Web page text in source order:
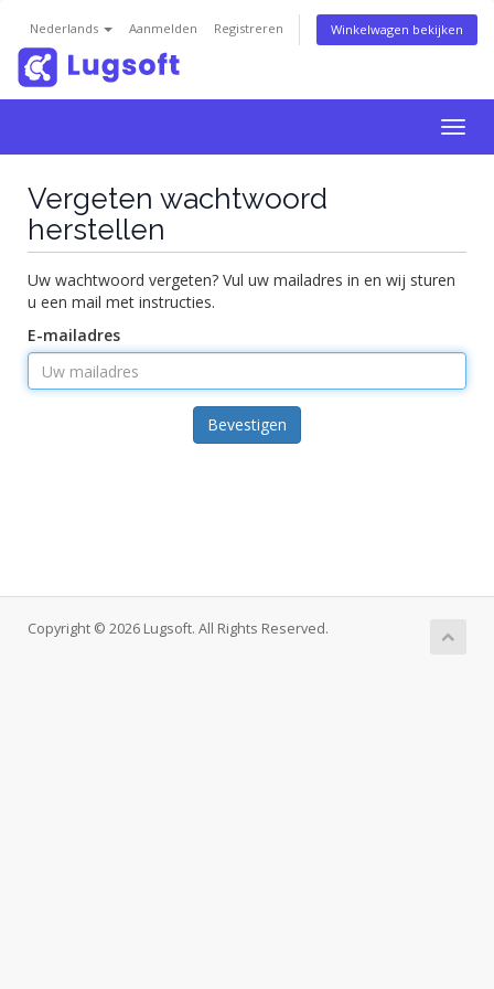
Nederlands Aanmelden Registreren Winkelwagen bekijken
Vergeten wachtwoord
herstellen
Uw wachtwoord vergeten? Vul uw mailadres in en wij sturen
u een mail met instructies.
E-mailadres
Bevestigen
Copyright © 2026 Lugsoft. All Rights Reserved.